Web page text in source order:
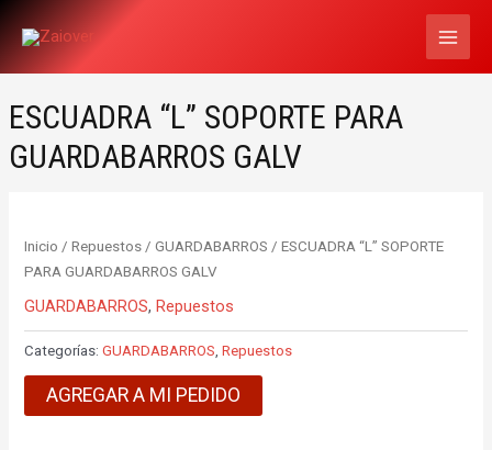
ESCUADRA “L” SOPORTE PARA
GUARDABARROS GALV
Inicio /Repuestos /GUARDABARROS / ESCUADRA “L” SOPORTE
PARA GUARDABARROS GALV
GUARDABARROS,Repuestos
Categorías:GUARDABARROS,Repuestos
AGREGAR A MI PEDIDO